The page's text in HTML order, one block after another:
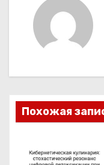
ц
и
я
п
Похожая